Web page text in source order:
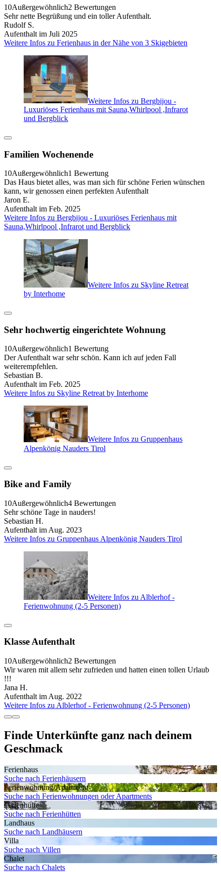
10Außergewöhnlich2 Bewertungen
Sehr nette Begrüßung und ein toller Aufenthalt.
Rudolf S.
Aufenthalt im Juli 2025
Weitere Infos zu Ferienhaus in der Nähe von 3 Skigebieten
Weitere Infos zu Bergbijou -
Luxuriöses Ferienhaus mit Sauna,Whirlpool ,Infrarot
und Bergblick
Familien Wochenende
10Außergewöhnlich1 Bewertung
Das Haus bietet alles, was man sich für schöne Ferien wünschen
kann, wir genossen einen perfekten Aufenthalt
Jaron E.
Aufenthalt im Feb. 2025
Weitere Infos zu Bergbijou - Luxuriöses Ferienhaus mit
Sauna,Whirlpool ,Infrarot und Bergblick
Weitere Infos zu Skyline Retreat
by Interhome
Sehr hochwertig eingerichtete Wohnung
10Außergewöhnlich1 Bewertung
Der Aufenthalt war sehr schön. Kann ich auf jeden Fall
weiterempfehlen.
Sebastian B.
Aufenthalt im Feb. 2025
Weitere Infos zu Skyline Retreat by Interhome
Weitere Infos zu Gruppenhaus
Alpenkönig Nauders Tirol
Bike and Family
10Außergewöhnlich4 Bewertungen
Sehr schöne Tage in nauders!
Sebastian H.
Aufenthalt im Aug. 2023
Weitere Infos zu Gruppenhaus Alpenkönig Nauders Tirol
Weitere Infos zu Alblerhof -
Ferienwohnung (2-5 Personen)
Klasse Aufenthalt
10Außergewöhnlich2 Bewertungen
Wir waren mit allem sehr zufrieden und hatten einen tollen Urlaub
!!!
Jana H.
Aufenthalt im Aug. 2022
Weitere Infos zu Alblerhof - Ferienwohnung (2-5 Personen)
Finde Unterkünfte ganz nach deinem
Geschmack
Ferienhaus
Suche nach Ferienhäusern
Ferienwohnung/Apartment
Suche nach Ferienwohnungen oder Apartments
Ferienhütte
Suche nach Ferienhütten
Landhaus
Suche nach Landhäusern
Villa
Suche nach Villen
Chalet
Suche nach Chalets